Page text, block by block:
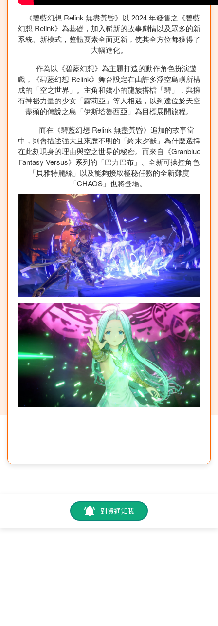
《碧藍幻想 Relink 無盡黃昏》以 2024 年發售之《碧藍
幻想 Relink》為基礎，加入嶄新的故事劇情以及眾多的新
系統、新模式，整體要素全面更新，使其全方位都獲得了
大幅進化。
作為以《碧藍幻想》為主題打造的動作角色扮演遊
戲，《碧藍幻想 Relink》舞台設定在由許多浮空島嶼所構
成的「空之世界」。主角和嬌小的龍族搭檔「碧」，與擁
有神祕力量的少女「露莉亞」等人相遇，以到達位於天空
盡頭的傳說之島「伊斯塔魯西亞」為目標展開旅程。
而在《碧藍幻想 Relink 無盡黃昏》追加的故事當
中，則會描述強大且來歷不明的「終末夕獸」為什麼選擇
在此刻現身的理由與空之世界的秘密。而來自《Granblue
Fantasy Versus》系列的「巴力巴布」、全新可操控角色
「貝雅特麗絲」以及能夠接取極秘任務的全新難度
「CHAOS」也將登場。
到貨通知我